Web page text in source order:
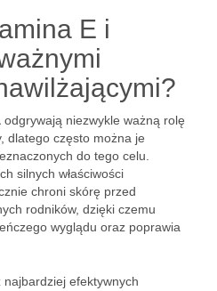
E i
odgrywają niezwykle ważną rolę
dlatego często można je
do tego celu.
silnych właściwości
chroni skórę przed
rodników, dzięki czemu
wyglądu oraz poprawia
najbardziej efektywnych